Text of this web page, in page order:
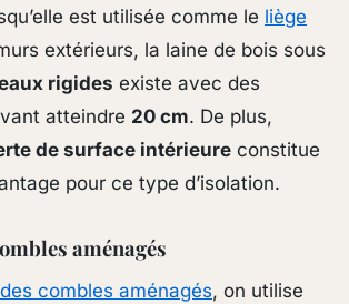
est utilisée comme le liège
extérieurs, la laine de bois sous
rigides existe avec des
atteindre 20 cm. De plus,
de surface intérieure constitue
pour ce type d’isolation.
aménagés
combles aménagés, on utilise